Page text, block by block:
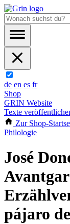
de en es fr
Shop
GRIN Website
Texte
Zur Shop-
Philologie
José
pájaro